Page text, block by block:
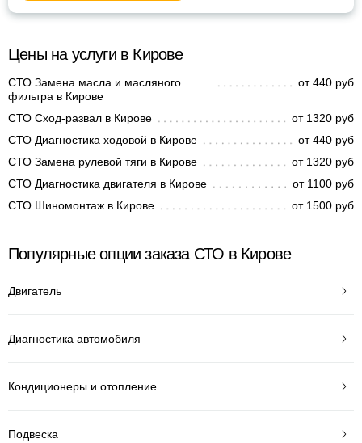
Цены на услуги в Кирове
СТО Замена масла и масляного
фильтра в Кирове
от 440 руб
СТО Сход-развал в Кирове
от 1320 руб
СТО Диагностика ходовой в Кирове
от 440 руб
СТО Замена рулевой тяги в Кирове
от 1320 руб
СТО Диагностика двигателя в Кирове
от 1100 руб
СТО Шиномонтаж в Кирове
от 1500 руб
Популярные опции заказа СТО в Кирове
Двигатель
Диагностика автомобиля
Кондиционеры и отопление
Подвеска